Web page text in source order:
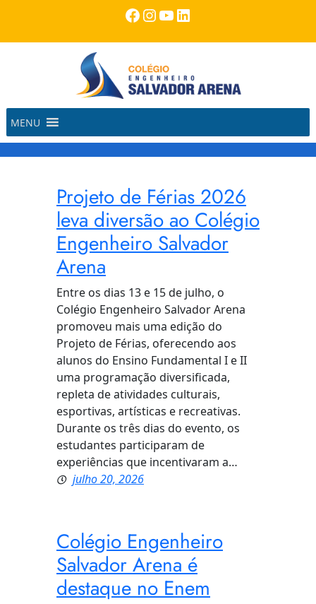
o
Facebook
Instagram
Youtube
LinkedIn
MENU
Projeto de Férias 2026
leva diversão ao Colégio
Engenheiro Salvador
Arena
Entre os dias 13 e 15 de julho, o
Colégio Engenheiro Salvador Arena
promoveu mais uma edição do
Projeto de Férias, oferecendo aos
alunos do Ensino Fundamental I e II
uma programação diversificada,
repleta de atividades culturais,
esportivas, artísticas e recreativas.
Durante os três dias do evento, os
estudantes participaram de
experiências que incentivaram a…
julho 20, 2026
Colégio Engenheiro
Salvador Arena é
destaque no Enem